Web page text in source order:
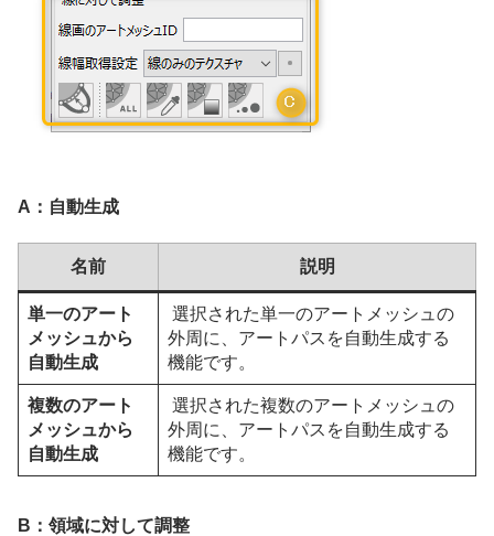
A：自動生成
名前 説明
単一のアート
メッシュから
自動生成
選択された単一のアートメッシュの
外周に、アートパスを自動生成する
機能です。
複数のアート
メッシュから
自動生成
選択された複数のアートメッシュの
外周に、アートパスを自動生成する
機能です。
B：領域に対して調整